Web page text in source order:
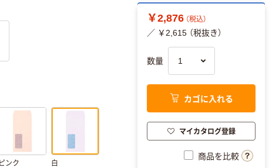
ピンク 白
￥2,876 （税込）
／ ￥2,615 （税抜き）
数量
カゴに入れる
マイカタログ登録
商品を比較